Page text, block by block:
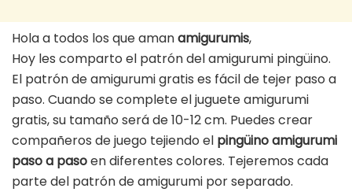
Hola a todos los que amanamigurumis,
Hoy les comparto el patrón del amigurumi pingüino.
El patrón de amigurumi gratis es fácil de tejer paso a
paso. Cuando se complete el juguete amigurumi
gratis, su tamaño será de 10-12 cm. Puedes crear
compañeros de juego tejiendo el pingüino amigurumi
paso a pasoen diferentes colores. Tejeremos cada
parte del patrón de amigurumi por separado.